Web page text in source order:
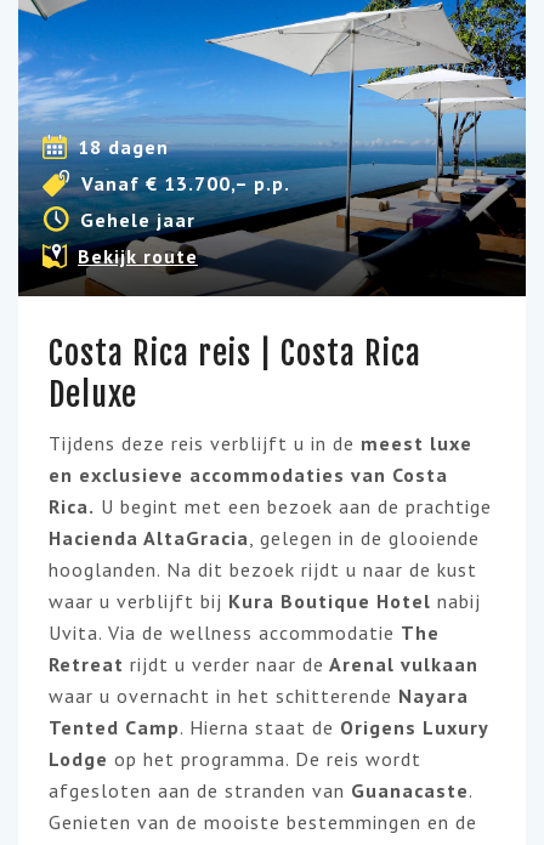
18 dagen
Vanaf € 13.700,– p.p.
Gehele jaar
Bekijk route
Costa Rica reis | Costa Rica
Deluxe
Tijdens deze reis verblijft u in de meest luxe
en exclusieve accommodaties van Costa
Rica. U begint met een bezoek aan de prachtige
Hacienda AltaGracia, gelegen in de glooiende
hooglanden. Na dit bezoek rijdt u naar de kust
waar u verblijft bij Kura Boutique Hotel nabij
Uvita. Via de wellness accommodatie The
Retreat rijdt u verder naar de Arenal vulkaan
waar u overnacht in het schitterende Nayara
Tented Camp. Hierna staat de Origens Luxury
Lodge op het programma. De reis wordt
afgesloten aan de stranden van Guanacaste.
Genieten van de mooiste bestemmingen en de